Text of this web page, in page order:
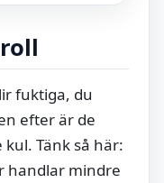
fuktiga, du
efter är de
Tänk så här:
handlar mindre